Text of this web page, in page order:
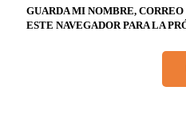
GUARDA MI NOMBRE,
ESTE NAVEGADOR PARA LA